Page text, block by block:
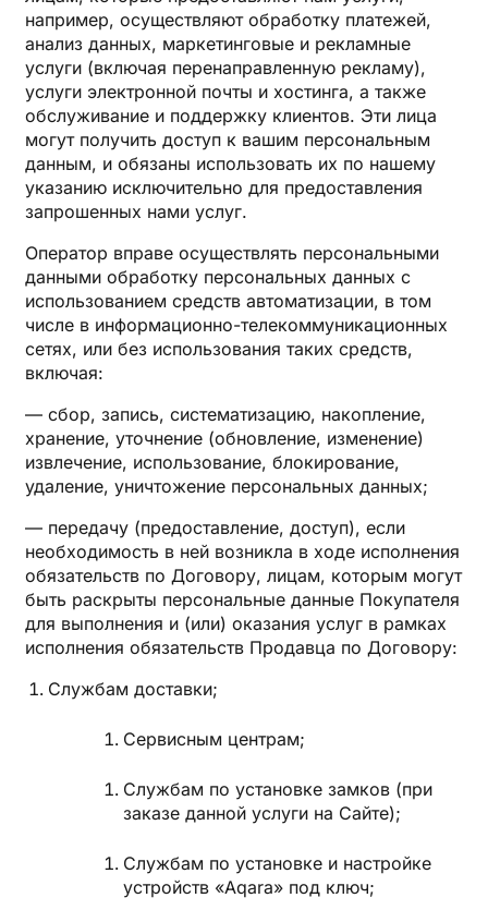
например, осуществляют обработку платежей,
анализ данных, маркетинговые и рекламные
услуги (включая перенаправленную рекламу),
услуги электронной почты и хостинга, а также
обслуживание и поддержку клиентов. Эти лица
могут получить доступ к вашим персональным
данным, и обязаны использовать их по нашему
указанию исключительно для предоставления
запрошенных нами услуг.
Оператор вправе осуществлять персональными
данными обработку персональных данных с
использованием средств автоматизации, в том
числе в информационно-телекоммуникационных
сетях, или без использования таких средств,
включая:
— сбор, запись, систематизацию, накопление,
хранение, уточнение (обновление, изменение)
извлечение, использование, блокирование,
удаление, уничтожение персональных данных;
— передачу (предоставление, доступ), если
необходимость в ней возникла в ходе исполнения
обязательств по Договору, лицам, которым могут
быть раскрыты персональные данные Покупателя
для выполнения и (или) оказания услуг в рамках
исполнения обязательств Продавца по Договору:
Службам доставки;
Сервисным центрам;
Службам по установке замков (при
заказе данной услуги на Сайте);
Службам по установке и настройке
устройств «Aqara» под ключ;